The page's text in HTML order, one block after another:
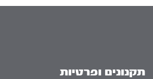
תקנונים ופרטיות